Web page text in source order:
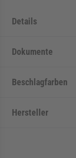
Details
Dokumente
Beschlagfarben
Hersteller